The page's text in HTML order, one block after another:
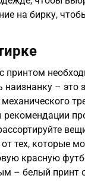
на бирку,
принтом
– это
тех, которые
красную
– белый принт